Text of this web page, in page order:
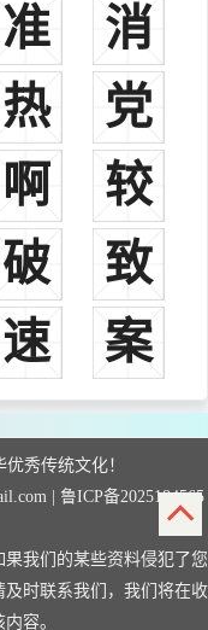
北平，攻取渔阳，自
今天津蓟县）。
的僧人，趁着隋末天下
千人起义。高昙晟自称
为皇后。
市）人。隋开皇十年
镇压，斩首于泉州。
二十四功臣第六，北齐
长孙无忌舅舅
唐淮南节度使、渤海郡
南诏番兵。数败黄巢
，检校左仆射，右羽林
准
消
热
党
啊
较
破
致
速 案
秀传统文化！
| 鲁ICP备2025184565
我们的某些资料侵犯了您
时联系我们，我们将在收
容。